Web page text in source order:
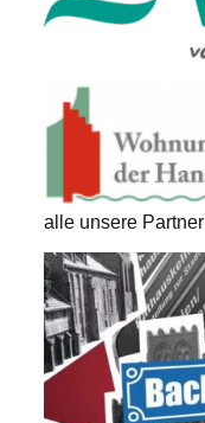
alle unsere Partner